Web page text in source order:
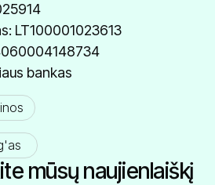
LT100001023613
bankas
mūsų naujienlaiškį